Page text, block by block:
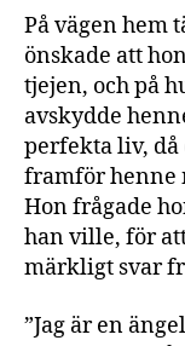
På vägen hem
önskade att
tjejen, och på
avskydde
perfekta liv, då
framför henne
Hon frågade
han ville, för
märkligt svar
”Jag är en